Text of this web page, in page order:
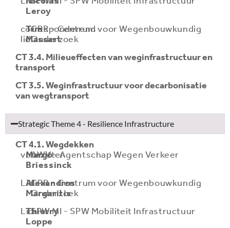
Leroy
corresponderend
lid
Tim
Massart
CRR - Centrum voor Wegenbouwkundig
Onderzoek
CT 3.4. Milieueffecten van weginfrastructuur en
transport
CT 3.5. Weginfrastructuur voor decarbonisatie
van wegtransport
Strategic Theme 4 - Resilience Infrastructure
CT 4.1. Wegdekken
voorzitter
Margo
Briessinck
AWV - Agentschap Wegen Verkeer
Lid
Alexandros
Margaritis
CRR - Centrum voor Wegenbouwkundig
Onderzoek
Lid
Thierry
Loppe
SPW MI - SPW Mobiliteit Infrastructuur